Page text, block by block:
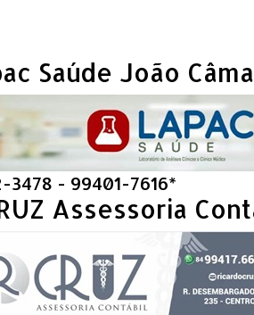
Saúde João
3478 - 99401-7616*
Assessoria